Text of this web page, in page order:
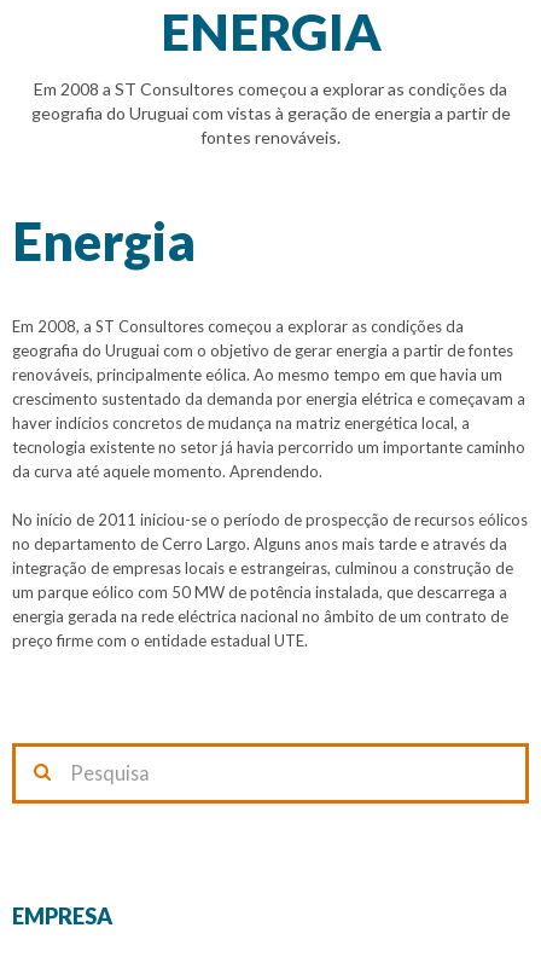
ENERGIA
Em 2008 a ST Consultores começou a explorar as condições da
geografia do Uruguai com vistas à geração de energia a partir de
fontes renováveis.
Energia
Em 2008, a ST Consultores começou a explorar as condições da
geografia do Uruguai com o objetivo de gerar energia a partir de fontes
renováveis, principalmente eólica. Ao mesmo tempo em que havia um
crescimento sustentado da demanda por energia elétrica e começavam a
haver indícios concretos de mudança na matriz energética local, a
tecnologia existente no setor já havia percorrido um importante caminho
da curva até aquele momento. Aprendendo.
No início de 2011 iniciou-se o período de prospecção de recursos eólicos
no departamento de Cerro Largo. Alguns anos mais tarde e através da
integração de empresas locais e estrangeiras, culminou a construção de
um parque eólico com 50 MW de potência instalada, que descarrega a
energia gerada na rede eléctrica nacional no âmbito de um contrato de
preço firme com o entidade estadual UTE.
EMPRESA